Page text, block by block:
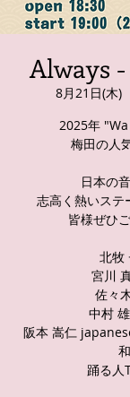
Always
8月21日(木)
2025年
梅田の人
日本の
志高く熱いステ
皆様ぜひ
北牧
宮川
佐々
中村
阪本 嵩仁
踊る人